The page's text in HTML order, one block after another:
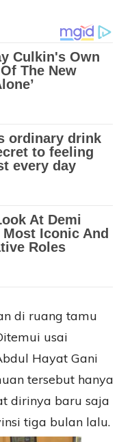
di ruang tamu
usai
Hayat Gani
tersebut hanya
dirinya baru saja
tiga bulan lalu.